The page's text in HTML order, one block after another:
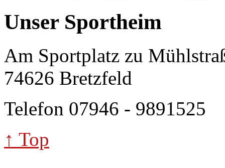
Unser Sportheim
Am Sportplatz zu
74626 Bretzfeld
Telefon 07946 - 9891525
↑ Top